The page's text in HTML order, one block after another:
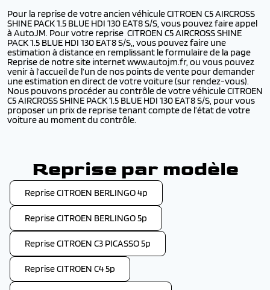
Pour la reprise de votre ancien véhicule CITROEN C5 AIRCROSS
SHINE PACK 1.5 BLUE HDI 130 EAT8 S/S, vous pouvez faire appel
à AutoJM. Pour votre reprise CITROEN C5 AIRCROSS SHINE
PACK 1.5 BLUE HDI 130 EAT8 S/S,, vous pouvez faire une
estimation à distance en remplissant le formulaire de la page
Reprise de notre site internet www.autojm.fr, ou vous pouvez
venir à l’accueil de l’un de nos points de vente pour demander
une estimation en direct de votre voiture (sur rendez-vous).
Nous pouvons procéder au contrôle de votre véhicule CITROEN
C5 AIRCROSS SHINE PACK 1.5 BLUE HDI 130 EAT8 S/S, pour vous
proposer un prix de reprise tenant compte de l’état de votre
voiture au moment du contrôle.
Reprise par modèle
Reprise CITROEN BERLINGO 4p
Reprise CITROEN BERLINGO 5p
Reprise CITROEN C3 PICASSO 5p
Reprise CITROEN C4 5p